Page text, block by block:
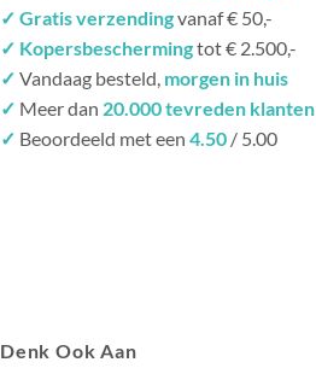
✓ Gratis verzendingvanaf € 50,-
✓ Kopersbeschermingtot € 2.500,-
✓ Vandaag besteld, morgen in huis
✓ Meer dan 20.000 tevreden klanten
✓ Beoordeeld met een 4.50 / 5.00
Denk Ook Aan